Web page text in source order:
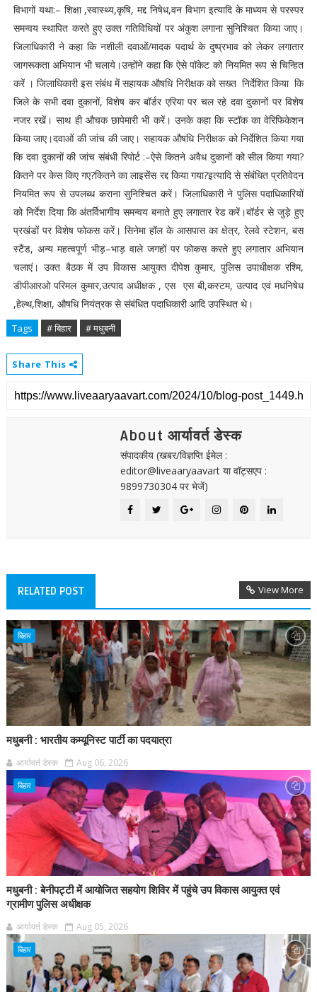
विभागों यथा:– शिक्षा ,स्वास्थ्य,कृषि, मद्द निषेध,वन विभाग इत्यादि के माध्यम से परस्पर
समन्वय स्थापित करते हुए उक्त गतिविधियों पर अंकुश लगाना सुनिश्चित किया जाए।
जिलाधिकारी ने कहा कि नशीली दवाओं/मादक पदार्थ के दुष्प्रभाव को लेकर लगातार
जागरूकता अभियान भी चलाये।उन्होंने कहा कि ऐसे पॉकेट को नियमित रूप से चिन्हित
करें । जिलाधिकारी इस संबंध में सहायक औषधि निरीक्षक को सख्त निर्देशित किया कि
जिले के सभी दवा दुकानों, विशेष कर बॉर्डर एरिया पर चल रहे दवा दुकानों पर विशेष
नजर रखें। साथ ही औचक छापेमारी भी करें। उनके कहा कि स्टॉक का वेरिफिकेशन
किया जाए।दवाओं की जांच की जाए। सहायक औषधि निरीक्षक को निर्देशित किया गया
कि दवा दुकानों की जांच संबंधी रिपोर्ट :–ऐसे कितने अवैध दुकानों को सील किया गया?
कितने पर केस किए गए?कितने का लाइसेंस रद्द किया गया?इत्यादि से संबंधित प्रतिवेदन
नियमित रूप से उपलब्ध कराना सुनिश्चित करें। जिलाधिकारी ने पुलिस पदाधिकारियों
को निर्देश दिया कि अंतर्विभागीय समन्वय बनाते हुए लगातार रेड करें।बॉर्डर से जुड़े हुए
प्रखंडों पर विशेष फोकस करें। सिनेमा हॉल के आसपास का क्षेत्र, रेलवे स्टेशन, बस
स्टैंड, अन्य महत्वपूर्ण भीड़–भाड़ वाले जगहों पर फोकस करते हुए लगातार अभियान
चलाएं। उक्त बैठक में उप विकास आयुक्त दीपेश कुमार, पुलिस उपाधीक्षक रश्मि,
डीपीआरओ परिमल कुमार,उत्पाद अधीक्षक , एस एस बी,कस्टम, उत्पाद एवं मधनिषेध
,हेल्थ,शिक्षा, औषधि नियंत्रक से संबंधित पदाधिकारी आदि उपस्थित थे।
Tags # बिहार # मधुबनी
Share This
About आर्यावर्त डेस्क
संपादकीय (खबर/विज्ञप्ति ईमेल :
editor@liveaaryaavart या वॉट्सएप :
9899730304 पर भेजें)
RELATED POST View More
बिहार
मधुबनी : भारतीय कम्यूनिस्ट पार्टी का पदयात्रा
आर्यावर्त डेस्क Aug 06, 2026
बिहार
मधुबनी : बेनीपट्टी में आयोजित सहयोग शिविर में पहुंचे उप विकास आयुक्त एवं
ग्रामीण पुलिस अधीक्षक
आर्यावर्त डेस्क Aug 05, 2026
बिहार